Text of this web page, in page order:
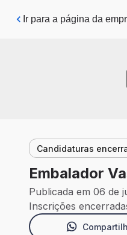
Pular para o conteúdo
Ir para a página da
Candidaturas
Embalador
Publicada em 06 de
Inscrições